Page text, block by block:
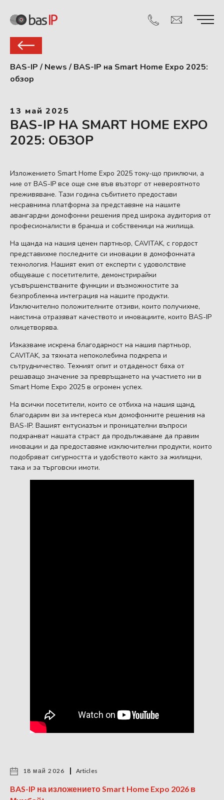
BAS-IP / News / BAS-IP на Smart Home Expo 2025:
обзор
13 май 2025
BAS-IP НА SMART HOME EXPO
2025: ОБЗОР
Изложението Smart Home Expo 2025 току-що приключи, а
ние от BAS-IP все още сме във възторг от невероятното
преживяване. Тази година събитието предостави
несравнима платформа за представяне на нашите
авангардни домофонни решения пред широка аудитория от
професионалисти в бранша и собственици на жилища.
На щанда на нашия ценен партньор, CAVITAK, с гордост
представихме последните си иновации в домофонната
технология. Нашият екип от експерти с удоволствие
общуваше с посетителите, демонстрирайки
усъвършенстваните функции и възможностите за
безпроблемна интеграция на нашите продукти.
Изключително положителните отзиви, които получихме,
наистина отразяват качеството и иновациите, които BAS-IP
олицетворява.
Изказваме искрена благодарност на нашия партньор,
CAVITAK, за тяхната непоколебима подкрепа и
сътрудничество. Техният опит и отдаденост бяха от
решаващо значение за превръщането на участието ни в
Smart Home Expo 2025 в огромен успех.
На всички посетители, които се отбиха на нашия щанд,
благодарим ви за интереса към домофонните решения на
BAS-IP. Вашият ентусиазъм и проницателни въпроси
подхранват нашата страст да продължаваме да правим
иновации и да предоставяме изключителни продукти, които
подобряват сигурността и удобството както за жилищни,
така и за търговски имоти.
18 май 2026 Articles
BAS-IP на изложението Smart Home Expo 2026 в